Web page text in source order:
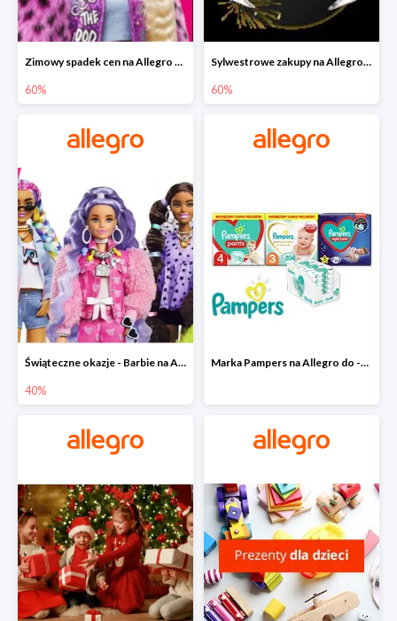
Zimowy spadek cen na Allegro - lalki Barbie do -60%
60%
Sylwestrowe zakupy na Allegro do -60%
60%
Świąteczne okazje - Barbie na Allegro do -40%
40%
Marka Pampers na Allegro do -35%